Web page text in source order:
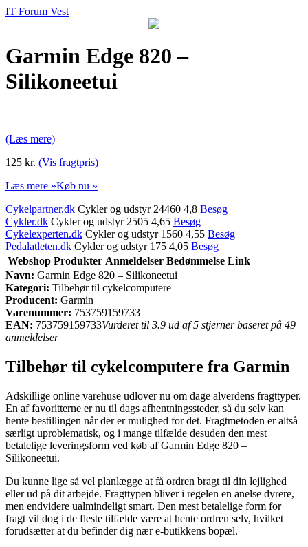
IT Forum Vest
Garmin Edge 820 –
Silikoneetui
(Læs mere)
125 kr. (Vis fragtpris)
Læs mere »Køb nu »
Cykelpartner.dk Cykler og udstyr 24460 4,8 Besøg
Cykler.dk Cykler og udstyr 2505 4,65 Besøg
Cykelexperten.dk Cykler og udstyr 1560 4,55 Besøg
Pedalatleten.dk Cykler og udstyr 175 4,05 Besøg
Webshop Produkter Anmeldelser Bedømmelse Link
Navn: Garmin Edge 820 – Silikoneetui
Kategori: Tilbehør til cykelcomputere
Producent: Garmin
Varenummer: 753759159733
EAN: 753759159733Vurderet til 3.9 ud af 5 stjerner baseret på 49
anmeldelser
Tilbehør til cykelcomputere fra Garmin
Adskillige online varehuse udlover nu om dage alverdens fragttyper.
En af favoritterne er nu til dags afhentningssteder, så du selv kan
hente bestillingen når der er mulighed for det. Fragtmetoden er altså
særligt uproblematisk, og i mange tilfælde desuden den mest
betalelige leveringsform ved køb af Garmin Edge 820 –
Silikoneetui.
Du kunne lige så vel planlægge at få ordren bragt til din lejlighed
eller ud på dit arbejde. Fragttypen bliver i regelen en anelse dyrere,
men endvidere ualmindeligt smart. Den mest betalelige form for
fragt vil dog i de fleste tilfælde være at hente ordren selv, hvilket
forudsætter at du befinder dig nær e-butikkens bopæl.